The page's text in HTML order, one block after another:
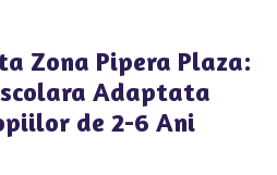
Zona Pipera Plaza:
Adaptata
de 2-6 Ani